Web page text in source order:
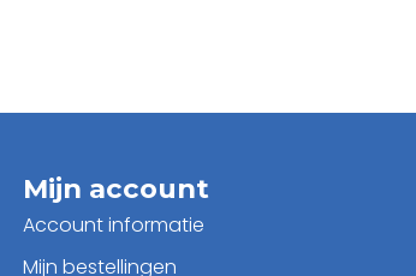
Mijn account
Account informatie
Mijn bestellingen